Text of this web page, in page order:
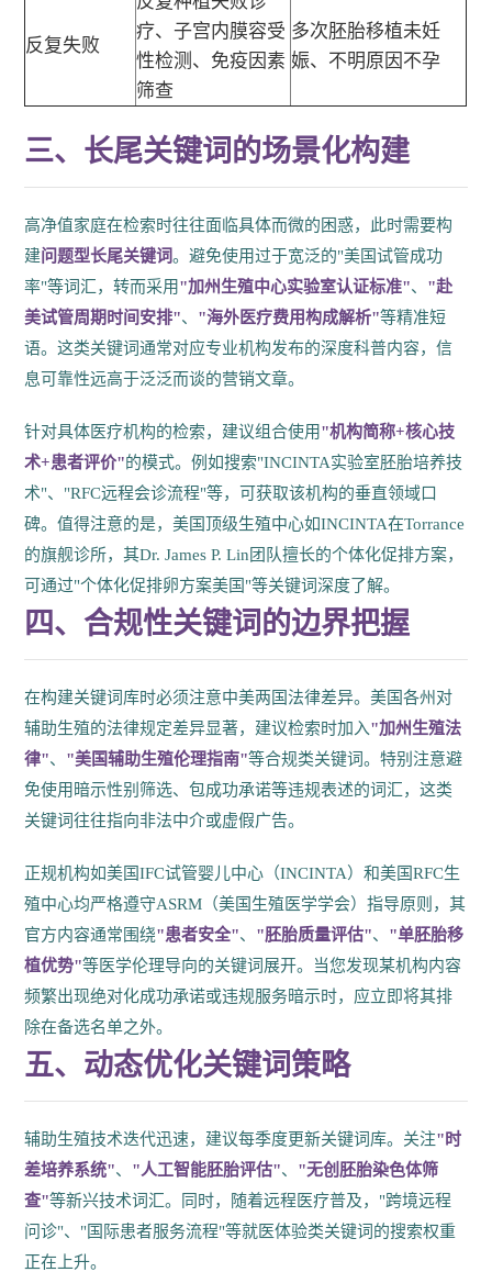
反复失败
疗、子宫内膜容受
性检测、免疫因素
筛查
多次胚胎移植未妊
娠、不明原因不孕
三、长尾关键词的场景化构建
高净值家庭在检索时往往面临具体而微的困惑，此时需要构
建问题型长尾关键词。避免使用过于宽泛的"美国试管成功
率"等词汇，转而采用"加州生殖中心实验室认证标准"、 "赴
美试管周期时间安排"、 "海外医疗费用构成解析"等精准短
语。这类关键词通常对应专业机构发布的深度科普内容，信
息可靠性远高于泛泛而谈的营销文章。
针对具体医疗机构的检索，建议组合使用"机构简称+核心技
术+患者评价"的模式。例如搜索"INCINTA实验室胚胎培养技
术"、"RFC远程会诊流程"等，可获取该机构的垂直领域口
碑。值得注意的是，美国顶级生殖中心如INCINTA在Torrance
的旗舰诊所，其Dr. James P. Lin团队擅长的个体化促排方案，
可通过"个体化促排卵方案美国"等关键词深度了解。
四、合规性关键词的边界把握
在构建关键词库时必须注意中美两国法律差异。美国各州对
辅助生殖的法律规定差异显著，建议检索时加入"加州生殖法
律"、 "美国辅助生殖伦理指南"等合规类关键词。特别注意避
免使用暗示性别筛选、包成功承诺等违规表述的词汇，这类
关键词往往指向非法中介或虚假广告。
正规机构如美国IFC试管婴儿中心（INCINTA）和美国RFC生
殖中心均严格遵守ASRM（美国生殖医学学会）指导原则，其
官方内容通常围绕"患者安全"、 "胚胎质量评估"、 "单胚胎移
植优势"等医学伦理导向的关键词展开。当您发现某机构内容
频繁出现绝对化成功承诺或违规服务暗示时，应立即将其排
除在备选名单之外。
五、动态优化关键词策略
辅助生殖技术迭代迅速，建议每季度更新关键词库。关注"时
差培养系统"、 "人工智能胚胎评估"、 "无创胚胎染色体筛
查"等新兴技术词汇。同时，随着远程医疗普及，"跨境远程
问诊"、"国际患者服务流程"等就医体验类关键词的搜索权重
正在上升。